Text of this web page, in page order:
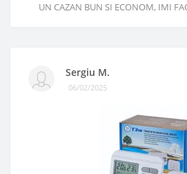
UN CAZAN BUN SI ECONOM, IMI
Sergiu M.
06/02/2025